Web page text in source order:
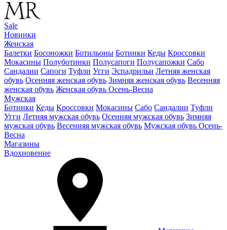
Sale
Новинки
Женская
Балетки Босоножки Ботильоны Ботинки Кеды Кроссовки
Мокасины Полуботинки Полусапоги Полусапожки Сабо
Сандалии Сапоги Туфли Угги Эспадрильи Летняя женская
обувь Осенняя женская обувь Зимняя женская обувь Весенняя
женская обувь Женская обувь Осень-Весна
Мужская
Ботинки Кеды Кроссовки Мокасины Сабо Сандалии Туфли
Угги Летняя мужская обувь Осенняя мужская обувь Зимняя
мужская обувь Весенняя мужская обувь Мужская обувь Осень-
Весна
Магазины
Вдохновение